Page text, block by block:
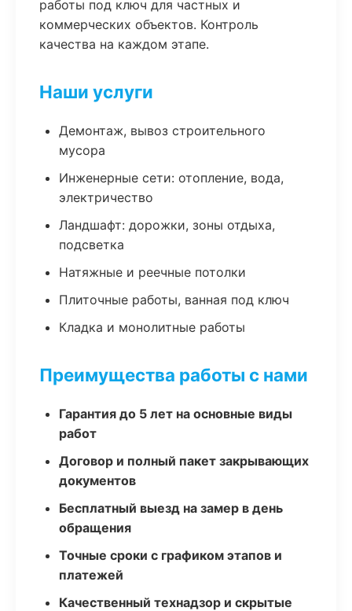
работы под ключ для частных и
коммерческих объектов. Контроль
качества на каждом этапе.
Наши услуги
Демонтаж, вывоз строительного
мусора
Инженерные сети: отопление, вода,
электричество
Ландшафт: дорожки, зоны отдыха,
подсветка
Натяжные и реечные потолки
Плиточные работы, ванная под ключ
Кладка и монолитные работы
Преимущества работы с нами
Гарантия до 5 лет на основные виды
работ
Договор и полный пакет закрывающих
документов
Бесплатный выезд на замер в день
обращения
Точные сроки с графиком этапов и
платежей
Качественный технадзор и скрытые